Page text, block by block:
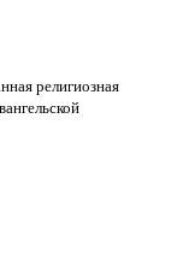
религиозная